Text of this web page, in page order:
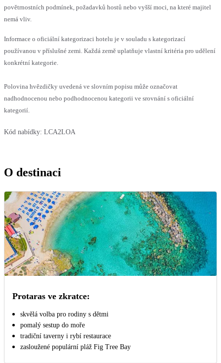
povětrnostních podmínek, požadavků hostů nebo vyšší moci, na které majitel
nemá vliv.
Informace o oficiální kategorizaci hotelu je v souladu s kategorizací
používanou v příslušné zemi. Každá země uplatňuje vlastní kritéria pro udělení
konkrétní kategorie.
Polovina hvězdičky uvedená ve slovním popisu může označovat
nadhodnocenou nebo podhodnocenou kategorii ve srovnání s oficiální
kategorií.
Kód nabídky: LCA2LOA
O destinaci
Protaras ve zkratce:
skvělá volba pro rodiny s dětmi
pomalý sestup do moře
tradiční taverny i rybí restaurace
zasloužené populární pláž Fig Tree Bay